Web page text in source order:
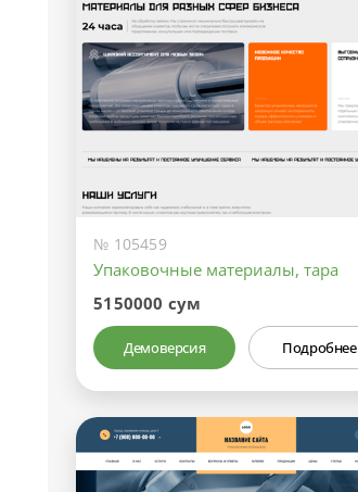
№ 105459
Упаковочные материалы, тара
5150000 сум
Демоверсия Подробнее